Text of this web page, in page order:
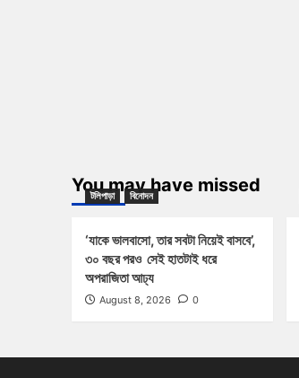
You may have missed
টলিপাড়া বিনোদন
‘যাকে ভালবাসো, তার সবটা নিয়েই বাসবে’,
৩০ বছর পরও সেই হাতটাই ধরে
অপরাজিতা আঢ্য
August 8, 2026 0